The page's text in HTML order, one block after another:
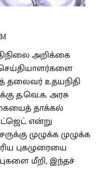
அறிக்கை
தலைவர் உதயநிதி
த.வெ.க. அரசு
தாக்கல்
என்று
முழுக்க முழுக்க
புகழுரையை
மீறி, இந்தச்